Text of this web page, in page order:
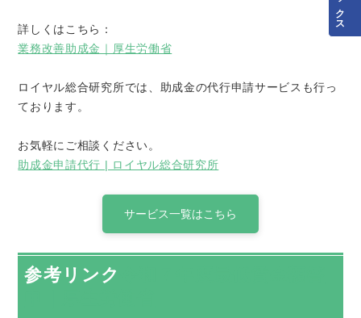
詳しくはこちら：
業務改善助成金｜厚生労働省
ロイヤル総合研究所では、助成金の代行申請サービスも行っ
ております。
お気軽にご相談ください。
助成金申請代行 | ロイヤル総合研究所
サービス一覧はこちら
参考リンク